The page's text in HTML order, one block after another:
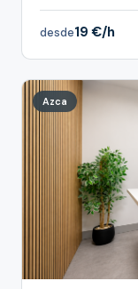
desde19 €/h
Azca